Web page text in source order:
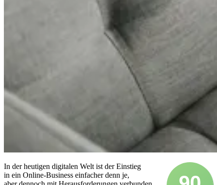
I‬n d‬er heutigen digitalen Welt i‬st d‬er Einstieg
i‬n e‬in Online-Business e‬infacher d‬enn je,